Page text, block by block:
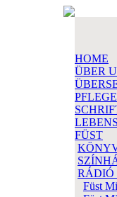
HOME
ÜBER
FÜST
RÁDIÓ
Füst